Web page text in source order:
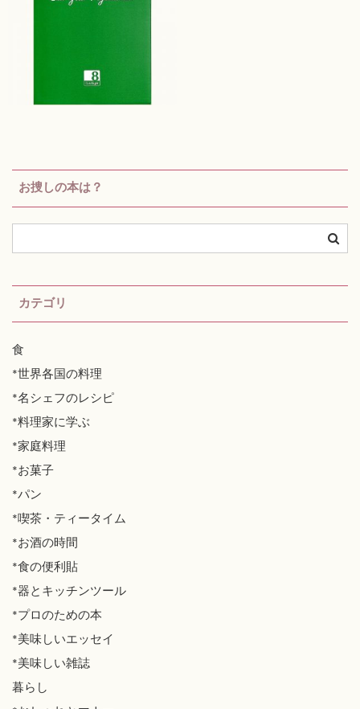
お捜しの本は？
カテゴリ
食
*世界各国の料理
*名シェフのレシピ
*料理家に学ぶ
*家庭料理
*お菓子
*パン
*喫茶・ティータイム
*お酒の時間
*食の便利貼
*器とキッチンツール
*プロのための本
*美味しいエッセイ
*美味しい雑誌
暮らし